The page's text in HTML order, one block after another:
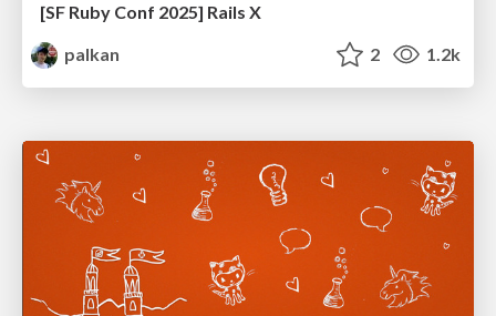
[SF Ruby Conf 2025] Rails X
palkan
2 1.2k